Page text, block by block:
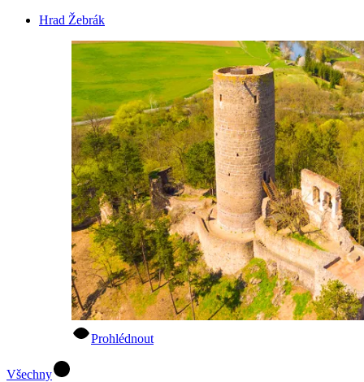
Hrad Žebrák
Prohlédnout
Všechny